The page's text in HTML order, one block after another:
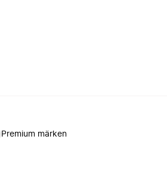
Premium märken